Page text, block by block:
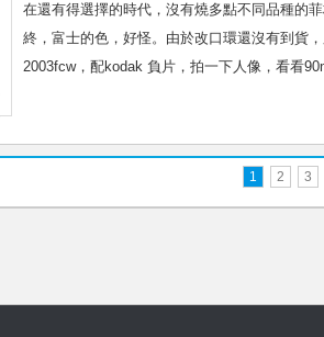
在還有得選擇的時代，沒有燒多點不同品種的
終，富士的色，好怪。由於改口環還沒有到貨
2003fcw，配kodak 負片，拍一下人像，看看
1 2 3